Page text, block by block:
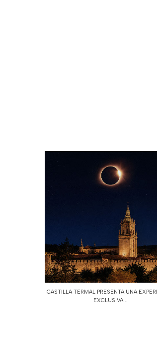
CASTILLA TERMAL PRESENTA UNA
EXCLUSIVA...